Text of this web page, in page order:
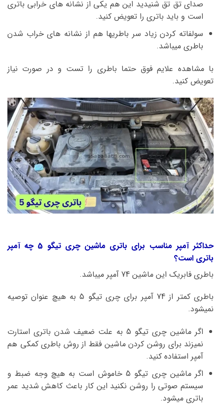
صدای تق تق شنیدید این هم یکی از نشانه های خرابی باتری
است و باید باتری را تعویض کنید.
سولفاته کردن زیاد سر باطریها هم از نشانه های خراب شدن
باطری میباشد.
با مشاهده علایم فوق حتما باطری را تست و در صورت نیاز
تعویض کنید.
حداکثر آمپر مناسب برای باتری ماشین چری تیگو 5 چه آمپر
باتری است؟
باطری فابریک این ماشین 74 آمپر میباشد.
باطری کمتر از 74 آمپر برای چری تیگو 5 به هیچ عنوان توصیه
نمیشود.
اگر ماشین چری تیگو 5 به علت ضعیف شدن باتری استارت
نمیزند برای روشن کردن ماشین فقط از روش باطری کمکی هم
آمپر استفاده کنید.
اگر ماشین چری تیگو 5 خاموش است به هیچ وجه ضبط و
سیستم صوتی را روشن نکنید این کار باعث کاهش شدید عمر
باتری میشود.